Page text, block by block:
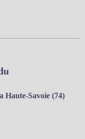
Haute-Savoie (74)